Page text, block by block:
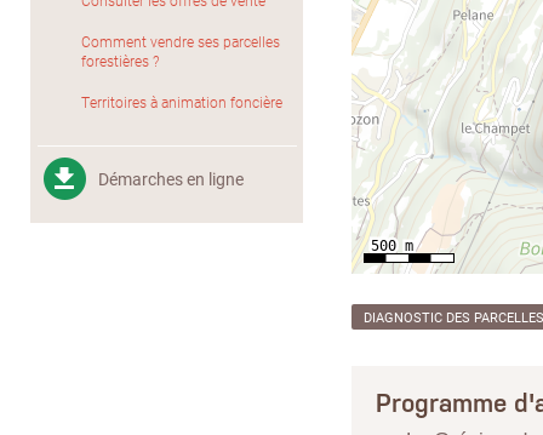
Comment vendre ses parcelles
forestières ?
Territoires à animation foncière
Démarches en ligne
DIAGNOSTIC DES PARCELLES
Programme